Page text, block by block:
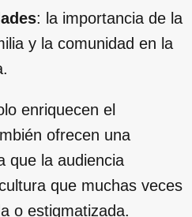
: la importancia de la
y la comunidad en la
enriquecen el
ofrecen una
que la audiencia
que muchas veces
o estigmatizada.